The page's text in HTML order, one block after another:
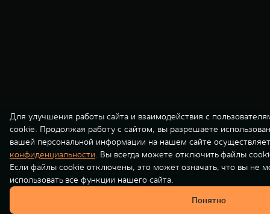
Для улучшения работы сайта и взаимодействия с
cookie. Продолжая работу с сайтом, вы разрешаете
вашей персональной информации на нашем сайте
конфиденциальности. Вы всегда можете отключить файлы
Если файлы cookie отключены, это может означать, что вы не
использовать все функции нашего сайта.
Понятно